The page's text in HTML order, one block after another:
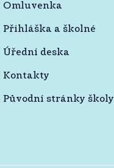
Omluvenka
Přihláška a školné
Úřední deska
Kontakty
Původní stránky školy